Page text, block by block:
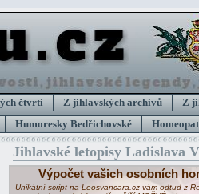
čtvrtí Z jihlavských archivů Z
Humoresky Bedřichovské
Jihlavské letopisy Ladislava
Výpočet vašich osobních
Unikátní script na Leosvancara.cz vám odtud z